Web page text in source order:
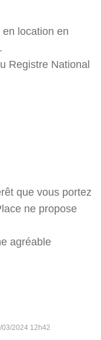
en location en
Registre National
que vous portez
ne propose
agréable
03/2024 12h42